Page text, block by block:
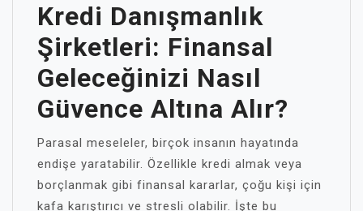
Kredi Danışmanlık
Şirketleri: Finansal
Geleceğinizi Nasıl
Güvence Altına Alır?
Parasal meseleler, birçok insanın hayatında
endişe yaratabilir. Özellikle kredi almak veya
borçlanmak gibi finansal kararlar, çoğu kişi için
kafa karıştırıcı ve stresli olabilir. İşte bu